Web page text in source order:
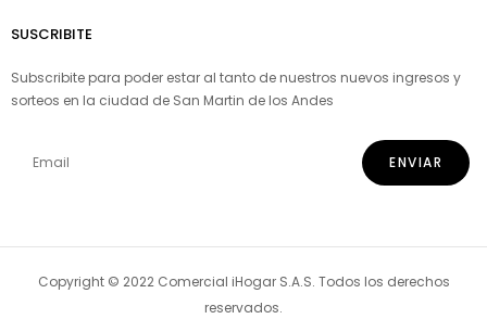
SUSCRIBITE
Subscribite para poder estar al tanto de nuestros nuevos ingresos y
sorteos en la ciudad de San Martin de los Andes
Copyright © 2022 Comercial iHogar S.A.S. Todos los derechos
reservados.